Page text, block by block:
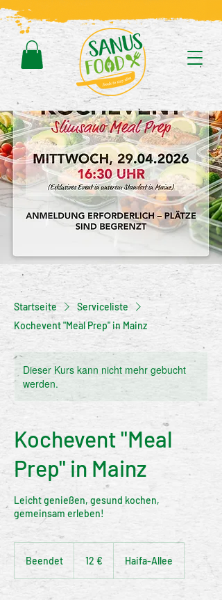
Startseite
Serviceliste
Kochevent "Meal Prep" in Mainz
Dieser Kurs kann nicht mehr gebucht
werden.
Kochevent "Meal
Prep" in Mainz
Leicht genießen, gesund kochen,
gemeinsam erleben!
Beendet 12 € Haifa-Allee